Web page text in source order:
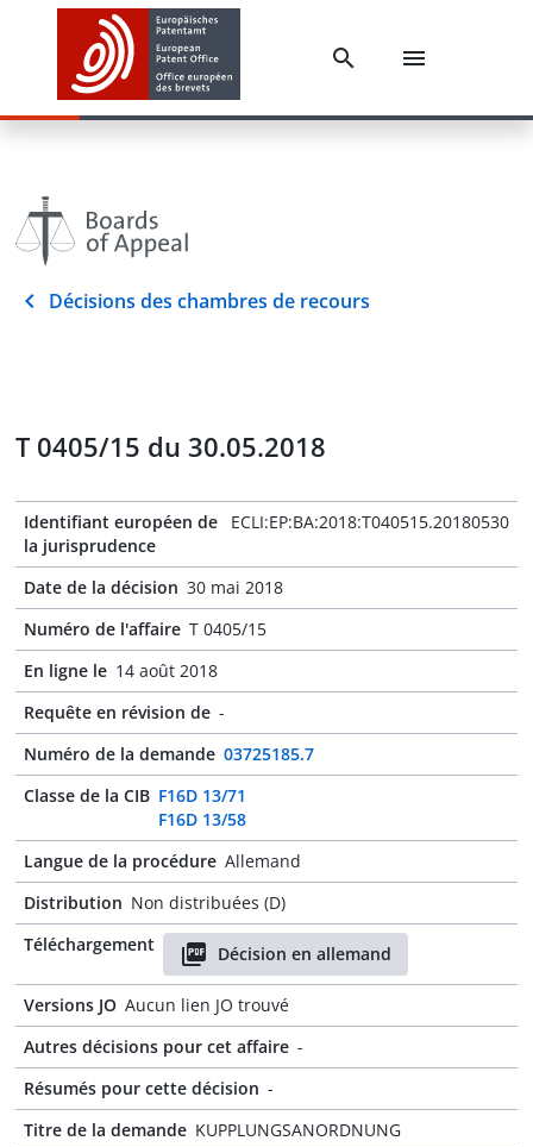
Décisions des chambres de recours
T 0405/15 du 30.05.2018
Identifiant européen de
la jurisprudence
ECLI:EP:BA:2018:T040515.20180530
Date de la décision 30 mai 2018
Numéro de l'affaire T 0405/15
En ligne le 14 août 2018
Requête en révision de -
Numéro de la demande 03725185.7
Classe de la CIB F16D 13/71
F16D 13/58
Langue de la procédure Allemand
Distribution Non distribuées (D)
Téléchargement
Décision en allemand
Versions JO Aucun lien JO trouvé
Autres décisions pour cet affaire -
Résumés pour cette décision -
Titre de la demande KUPPLUNGSANORDNUNG